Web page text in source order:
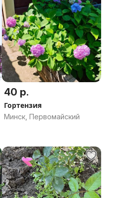
40 р.
Гортензия
Минск, Первомайский